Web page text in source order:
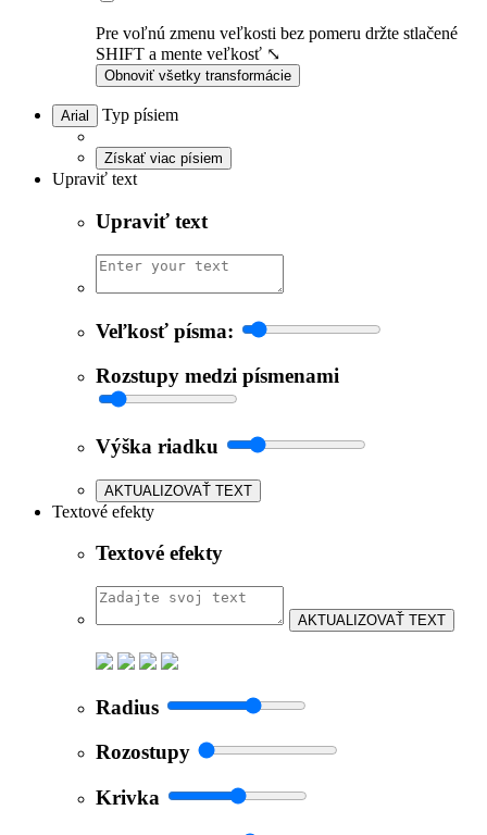
Pre voľnú zmenu veľkosti bez pomeru držte stlačené
SHIFT a mente veľkosť ⤡
Obnoviť všetky transformácie
Arial Typ písiem
Získať viac písiem
Upraviť text
Upraviť text
Veľkosť písma:
Rozstupy medzi písmenami
Výška riadku
AKTUALIZOVAŤ TEXT
Textové efekty
Textové efekty
AKTUALIZOVAŤ TEXT
Radius
Rozostupy
Krivka